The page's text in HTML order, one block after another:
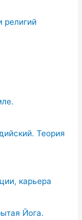
религий
Теория
карьера
Йога.